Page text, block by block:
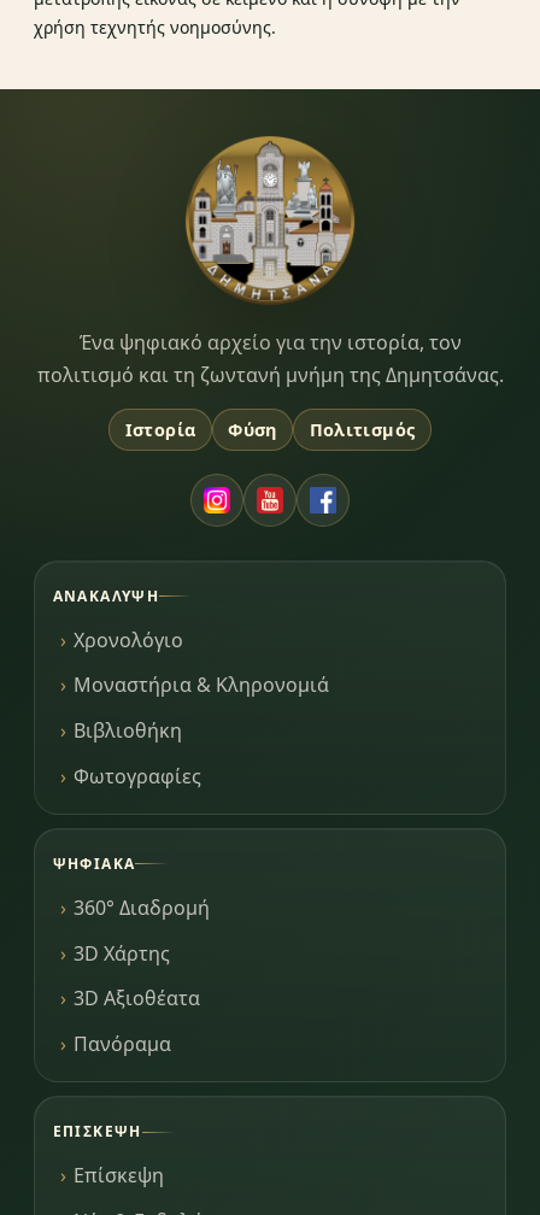
χρήση τεχνητής νοημοσύνης.
Dimitsana.gr
Ένα ψηφιακό αρχείο για την ιστορία, τον
πολιτισμό και τη ζωντανή μνήμη της Δημητσάνας.
Ιστορία Φύση Πολιτισμός
ΑΝΑΚΆΛΥΨΗ
Χρονολόγιο
Μοναστήρια & Κληρονομιά
Βιβλιοθήκη
Φωτογραφίες
ΨΗΦΙΑΚΆ
360° Διαδρομή
3D Χάρτης
3D Αξιοθέατα
Πανόραμα
ΕΠΊΣΚΕΨΗ
Επίσκεψη